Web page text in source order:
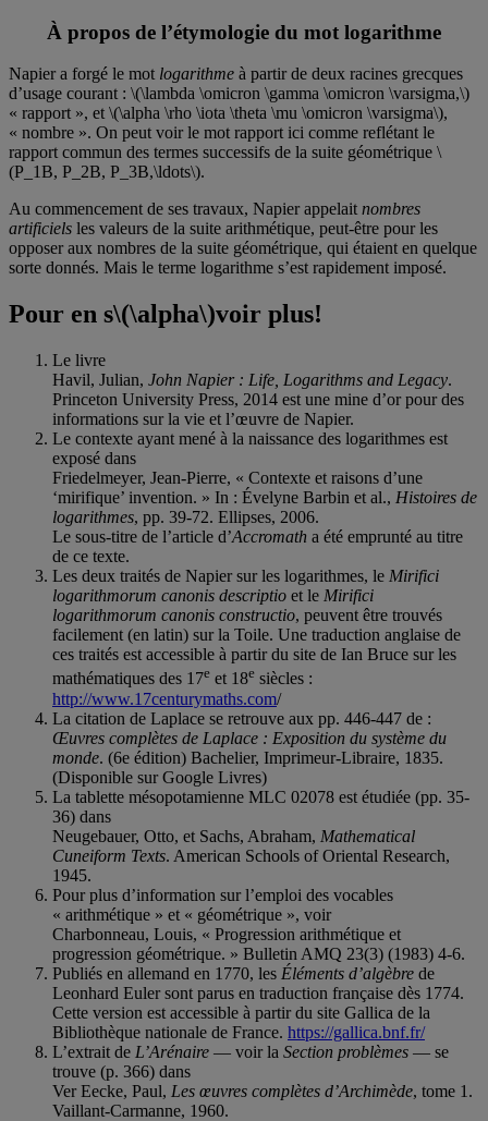
À propos de l’étymologie du mot logarithme
Napier a forgé le mot logarithme à partir de deux racines grecques
d’usage courant : \(\lambda \omicron \gamma \omicron \varsigma,\)
« rapport », et \(\alpha \rho \iota \theta \mu \omicron \varsigma\),
« nombre ». On peut voir le mot rapport ici comme reflétant le
rapport commun des termes successifs de la suite géométrique \
(P_1B, P_2B, P_3B,\ldots\).
Au commencement de ses travaux, Napier appelait nombres
artificiels les valeurs de la suite arithmétique, peut-être pour les
opposer aux nombres de la suite géométrique, qui étaient en quelque
sorte donnés. Mais le terme logarithme s’est rapidement imposé.
Pour en s\(\alpha\)voir plus!
Le livre
Havil, Julian, John Napier : Life, Logarithms and Legacy.
Princeton University Press, 2014 est une mine d’or pour des
informations sur la vie et l’œuvre de Napier.
Le contexte ayant mené à la naissance des logarithmes est
exposé dans
Friedelmeyer, Jean-Pierre, « Contexte et raisons d’une
‘mirifique’ invention. » In : Évelyne Barbin et al., Histoires de
logarithmes, pp. 39-72. Ellipses, 2006.
Le sous-titre de l’article d’Accromath a été emprunté au titre
de ce texte.
Les deux traités de Napier sur les logarithmes, le Mirifici
logarithmorum canonis descriptio et le Mirifici
logarithmorum canonis constructio, peuvent être trouvés
facilement (en latin) sur la Toile. Une traduction anglaise de
ces traités est accessible à partir du site de Ian Bruce sur les
mathématiques des 17e et 18e siècles :
http://www.17centurymaths.com/
La citation de Laplace se retrouve aux pp. 446-447 de :
Œuvres complètes de Laplace : Exposition du système du
monde. (6e édition) Bachelier, Imprimeur-Libraire, 1835.
(Disponible sur Google Livres)
La tablette mésopotamienne MLC 02078 est étudiée (pp. 35-
36) dans
Neugebauer, Otto, et Sachs, Abraham, Mathematical
Cuneiform Texts. American Schools of Oriental Research,
1945.
Pour plus d’information sur l’emploi des vocables
« arithmétique » et « géométrique », voir
Charbonneau, Louis, « Progression arithmétique et
progression géométrique. » Bulletin AMQ 23(3) (1983) 4-6.
Publiés en allemand en 1770, les Éléments d’algèbre de
Leonhard Euler sont parus en traduction française dès 1774.
Cette version est accessible à partir du site Gallica de la
Bibliothèque nationale de France. https://gallica.bnf.fr/
L’extrait de L’Arénaire — voir la Section problèmes — se
trouve (p. 366) dans
Ver Eecke, Paul, Les œuvres complètes d’Archimède, tome 1.
Vaillant-Carmanne, 1960.